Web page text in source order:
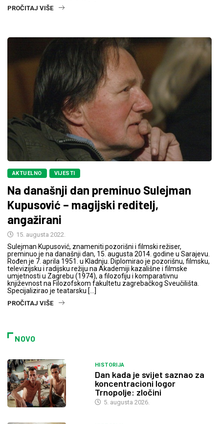
PROČITAJ VIŠE
AKTUELNO VIJESTI
Na današnji dan preminuo Sulejman
Kupusović – magijski reditelj,
angažirani
15. augusta 2022.
Sulejman Kupusović, znameniti pozorišni i filmski režiser,
preminuo je na današnji dan, 15. augusta 2014. godine u Sarajevu.
Rođen je 7. aprila 1951. u Kladnju. Diplomirao je pozorišnu, filmsku,
televizijsku i radijsku režiju na Akademiji kazališne i filmske
umjetnosti u Zagrebu (1974), a filozofiju i komparativnu
književnost na Filozofskom fakultetu zagrebačkog Sveučilišta.
Specijalizirao je teatarsku […]
PROČITAJ VIŠE
NOVO
HISTORIJA
Dan kada je svijet saznao za
koncentracioni logor
Trnopolje: zločini
5. augusta 2026.